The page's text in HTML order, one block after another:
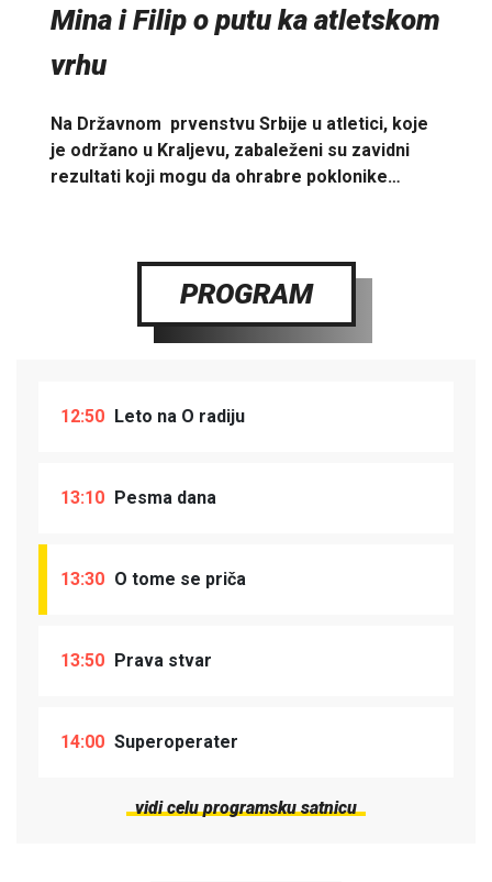
Mina i Filip o putu ka atletskom
vrhu
Na Državnom prvenstvu Srbije u atletici, koje
je održano u Kraljevu, zabaleženi su zavidni
rezultati koji mogu da ohrabre poklonike…
PROGRAM
12:50 Leto na O radiju
13:10 Pesma dana
13:30 O tome se priča
13:50 Prava stvar
14:00 Superoperater
vidi celu programsku satnicu